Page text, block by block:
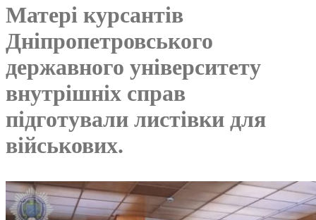
Матері курсантів
Дніпропетровського
державного університету
внутрішніх справ
підготували листівки для
військових.